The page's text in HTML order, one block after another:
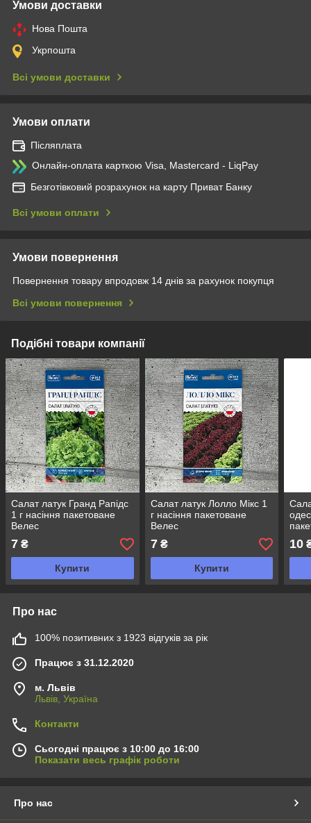
Умови доставки
Нова Пошта
Укрпошта
Всі умови доставки
Умови оплати
Післяплата
Онлайн-оплата карткою Visa, Mastercard - LiqPay
Безготівковий розрахунок на карту Приват Банку
Всі умови оплати
Умови повернення
Повернення товару впродовж 14 днів за рахунок покупця
Всі умови повернення
Подібні товари компанії
Салат латук Гранд Рапідс
1 г насіння пакетоване
Велес
7 ₴
Купити
Салат латук Лолло Мікс 1
г насіння пакетоване
Велес
7₴
Купити
10
Про нас
100% позитивних з 1923 відгуків за рік
Працює з 31.12.2020
м. Львів
Львів, Україна
Контакти
Сьогодні працює з 10:00 до 16:00
Показати весь графік роботи
Про нас